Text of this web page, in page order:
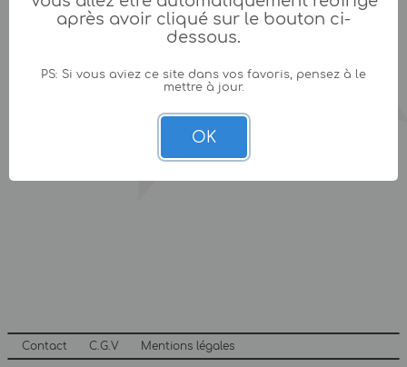
Contact C.G.V Mentions légales
après avoir cliqué sur le bouton ci-
dessous.
PS: Si vous aviez ce site dans vos favoris, pensez à le
mettre à jour.
OK